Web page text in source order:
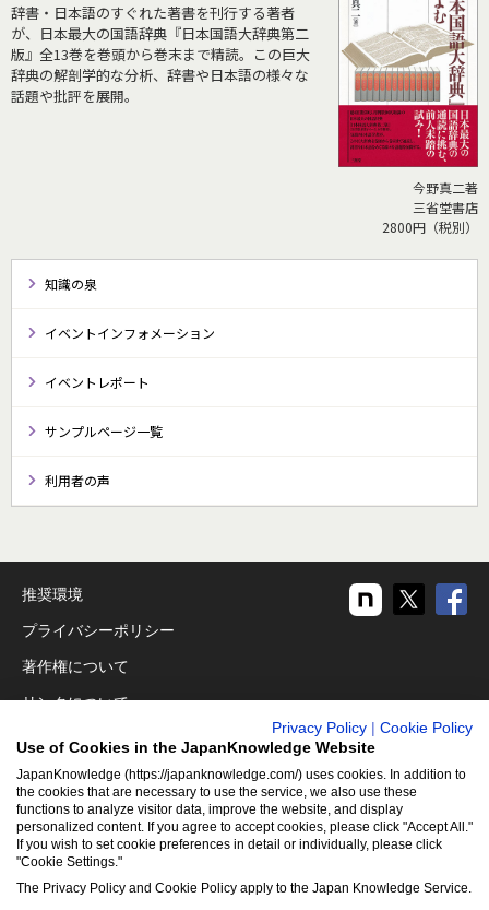
辞書・日本語のすぐれた著書を刊行する著者
が、日本最大の国語辞典『日本国語大辞典第二
版』全13巻を巻頭から巻末まで精読。この巨大
辞典の解剖学的な分析、辞書や日本語の様々な
話題や批評を展開。
今野真二著
三省堂書店
2800円（税別）
知識の泉
イベントインフォメーション
イベントレポート
サンプルページ一覧
利用者の声
推奨環境
プライバシーポリシー
著作権について
リンクについて
免責事項
運営会社
アクセシビリティ対応
クッキーポリシー
Cookie設定
Privacy Policy
Cookie Policy
Use of Cookies in the JapanKnowledge Website
JapanKnowledge (https://japanknowledge.com/) uses cookies. In addition to
the cookies that are necessary to use the service, we also use these
functions to analyze visitor data, improve the website, and display
personalized content. If you agree to accept cookies, please click "Accept All."
If you wish to set cookie preferences in detail or individually, please click
"Cookie Settings."
The Privacy Policy and Cookie Policy apply to the Japan Knowledge Service.